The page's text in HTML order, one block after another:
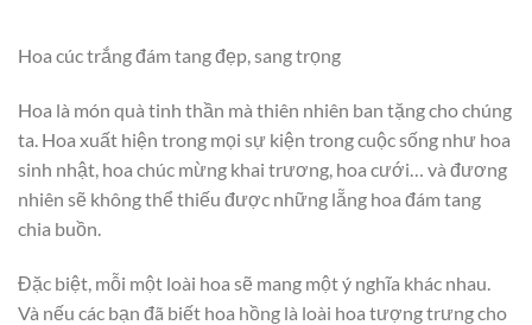
Hoa cúc trắng đám tang đẹp, sang trọng
Hoa là món quà tinh thần mà thiên nhiên ban tặng cho chúng
ta. Hoa xuất hiện trong mọi sự kiện trong cuộc sống như hoa
sinh nhật, hoa chúc mừng khai trương, hoa cưới… và đương
nhiên sẽ không thể thiếu được những lẵng hoa đám tang
chia buồn.
Đặc biệt, mỗi một loài hoa sẽ mang một ý nghĩa khác nhau.
Và nếu các bạn đã biết hoa hồng là loài hoa tượng trưng cho